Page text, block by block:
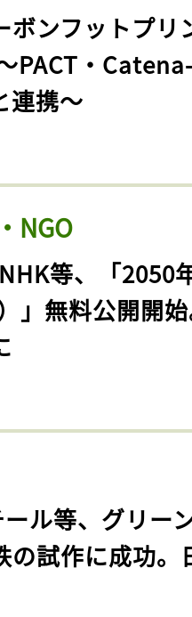
ボンフットプリ
PACT・
連携〜
NGO
等、「2050
」無料公開開
ール等、グリー
の試作に成功。